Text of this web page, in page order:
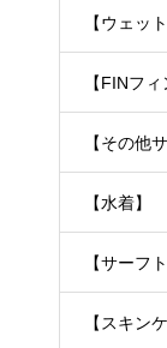
【ウェッ
【FINフィ
【その他
【水着】
【サーフ
【スキン